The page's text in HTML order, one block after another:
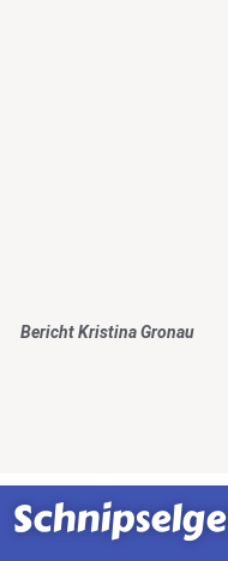
Bericht Kristina